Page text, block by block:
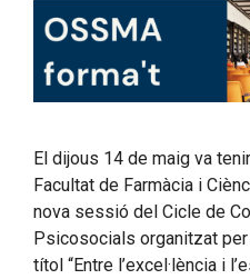
El dijous 14 de maig va
Facultat de Farmàcia i
nova sessió del Cicle de
Psicosocials organitzat per
títol “Entre l’excel·lència i